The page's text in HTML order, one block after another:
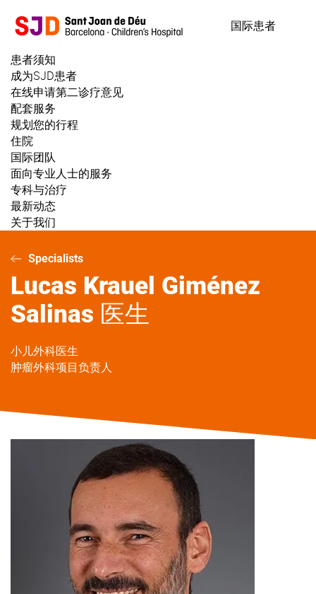
容
国际患者
患者须知
成为SJD患者
在线申请第二诊疗意见
配套服务
规划您的行程
住院
国际团队
面向专业人士的服务
专科与治疗
最新动态
关于我们
Specialists
Lucas Krauel Giménez
Salinas 医生
小儿外科医生
肿瘤外科项目负责人